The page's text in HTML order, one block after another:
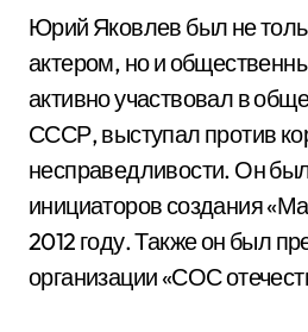
Юрий Яковлев был не
актером, но и
активно участвовал в
СССР, выступал против
несправедливости. Он
инициаторов создания
2012 году. Также он был
организации «СОС